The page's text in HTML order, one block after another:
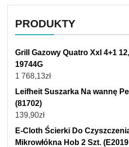
PRODUKTY
Grill Gazowy Quatro Xxl 4+1
19744G
1 768,13zł
Leifheit Suszarka Na wannę
(81702)
139,90zł
E-Cloth Ścierki Do
Mikrowłókna Hob 2 Szt.